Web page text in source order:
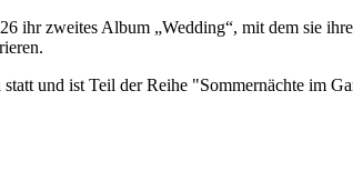
ihr zweites Album „Wedding“, mit dem sie
und ist Teil der Reihe "Sommernächte im